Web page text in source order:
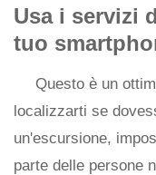
Usa i servizi
tuo
Questo è un
localizzarti se
un'escursione,
parte delle persone